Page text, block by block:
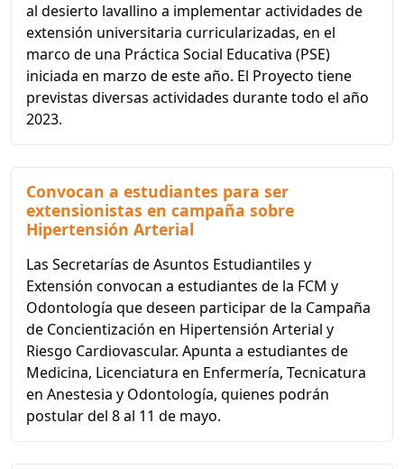
al desierto lavallino a implementar actividades de
extensión universitaria curricularizadas, en el
marco de una Práctica Social Educativa (PSE)
iniciada en marzo de este año. El Proyecto tiene
previstas diversas actividades durante todo el año
2023.
Convocan a estudiantes para ser
extensionistas en campaña sobre
Hipertensión Arterial
Las Secretarías de Asuntos Estudiantiles y
Extensión convocan a estudiantes de la FCM y
Odontología que deseen participar de la Campaña
de Concientización en Hipertensión Arterial y
Riesgo Cardiovascular. Apunta a estudiantes de
Medicina, Licenciatura en Enfermería, Tecnicatura
en Anestesia y Odontología, quienes podrán
postular del 8 al 11 de mayo.